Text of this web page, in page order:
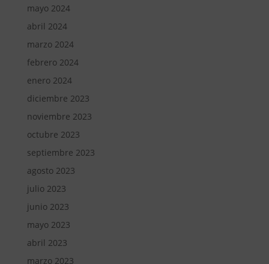
mayo 2024
abril 2024
marzo 2024
febrero 2024
enero 2024
diciembre 2023
noviembre 2023
octubre 2023
septiembre 2023
agosto 2023
julio 2023
junio 2023
mayo 2023
abril 2023
marzo 2023